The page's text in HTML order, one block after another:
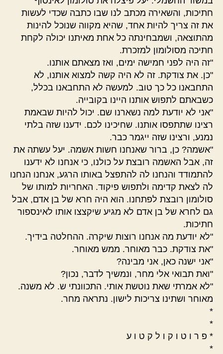
חתיכות, והשאירה מכתב לנו שבו כתבה שכדי לעשות
את זה צריך להיות אחד, שהיא מקווה שנוכל להינות
מהתוצאה, ושמבחינתה כל אחת מאיתנו יכולה לקחת
חתיכה מסולומון למזכרת.
"זה היה לפני חמישה ימים, ואז מצאתם אותנו.
"כן. את צודקת. זה לא היה קשה למצוא אותנו, לא
התחבאנו כל כך טוב. למעשה לא התחבאנו בכלל,
כשבאתם לתפוש אותנו היינו בקובייה.
"אני לא יודעת למה נשארנו שם. יכול להיות שבאמת
רצינו שתתפסו אותנו. שחיכינו לכם. ידענו שזה בלתי
נמנע, ורצינו שזה ייגמר כבר.
"אשמה? כן, ברור שאנחנו חשות אשמה. יעל עשתה את
זה, אבל האשמה רובצת על כולנו, כי אנחנו לא ידענו
להתמודד והנחנו לה להתפצל באותו הרגע, אנחנו הנחנו
לה לצאת קדימה ולתפוש פיקוד. האחריות למותו של
סולומון רובצת לפתחנו. הוא היה חרא של בן אדם, אבל
גם לחרא של בן אדם לא מגיע שיקצצו אותו לאינספור
חתיכות.
"לא יודעת מה אנחנו רוצות שיקרה. ההחלטה בידיך.
"את צודקת. כבר מאוחר. ממש מאוחר.
"אני ישנה כאן, אני מבינה?
"ואת תבואי אלי מחר, ונמשיך לדבר, נכון?
"לא אמרתי שאת נוטשת אותי. התכוונתי ש. לא משנה.
מאוחר ושתינו צריכות לישון. נתראה מחר.
*
*
* פ ר ו ט ו ק ו ל ק ט ו ע
*